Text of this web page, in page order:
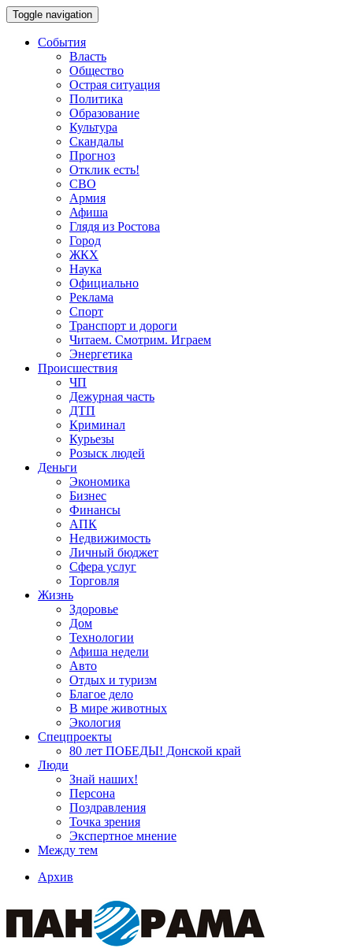
Toggle navigation
События
Власть
Общество
Острая ситуация
Политика
Образование
Культура
Скандалы
Прогноз
Отклик есть!
СВО
Армия
Афиша
Глядя из Ростова
Город
ЖКХ
Наука
Официально
Реклама
Спорт
Транспорт и дороги
Читаем. Смотрим. Играем
Энергетика
Происшествия
ЧП
Дежурная часть
ДТП
Криминал
Курьезы
Розыск людей
Деньги
Экономика
Бизнес
Финансы
АПК
Недвижимость
Личный бюджет
Сфера услуг
Торговля
Жизнь
Здоровье
Дом
Технологии
Афиша недели
Авто
Отдых и туризм
Благое дело
В мире животных
Экология
Спецпроекты
80 лет ПОБЕДЫ! Донской край
Люди
Знай наших!
Персона
Поздравления
Точка зрения
Экспертное мнение
Между тем
Архив